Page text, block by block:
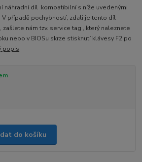
náhradní díl kompatibilní s níže uvedenými
případě pochybností, zdali je tento díl
nám tzv. service tag , který naleznete
nebo v BIOSu skrze stisknutí klávesy F2 po
popis
do košíku